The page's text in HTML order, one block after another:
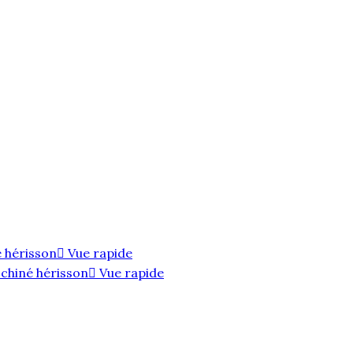
Vue rapide
Vue rapide